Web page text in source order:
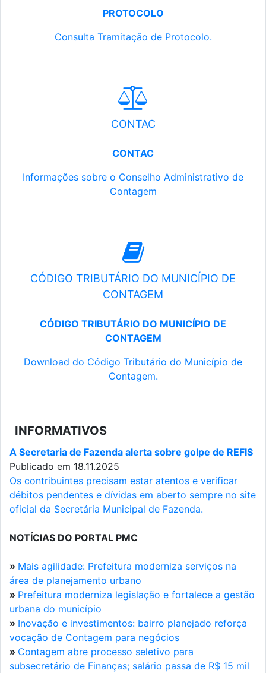
PROTOCOLO
Consulta Tramitação de Protocolo.
CONTAC
CONTAC
Informações sobre o Conselho Administrativo de
Contagem
CÓDIGO TRIBUTÁRIO DO MUNICÍPIO DE
CONTAGEM
CÓDIGO TRIBUTÁRIO DO MUNICÍPIO DE
CONTAGEM
Download do Código Tributário do Município de
Contagem.
INFORMATIVOS
A Secretaria de Fazenda alerta sobre golpe de REFIS
Publicado em 18.11.2025
Os contribuintes precisam estar atentos e verificar
débitos pendentes e dívidas em aberto sempre no site
oficial da Secretária Municipal de Fazenda.
NOTÍCIAS DO PORTAL PMC
» Mais agilidade: Prefeitura moderniza serviços na
área de planejamento urbano
» Prefeitura moderniza legislação e fortalece a gestão
urbana do município
» Inovação e investimentos: bairro planejado reforça
vocação de Contagem para negócios
» Contagem abre processo seletivo para
subsecretário de Finanças; salário passa de R$ 15 mil